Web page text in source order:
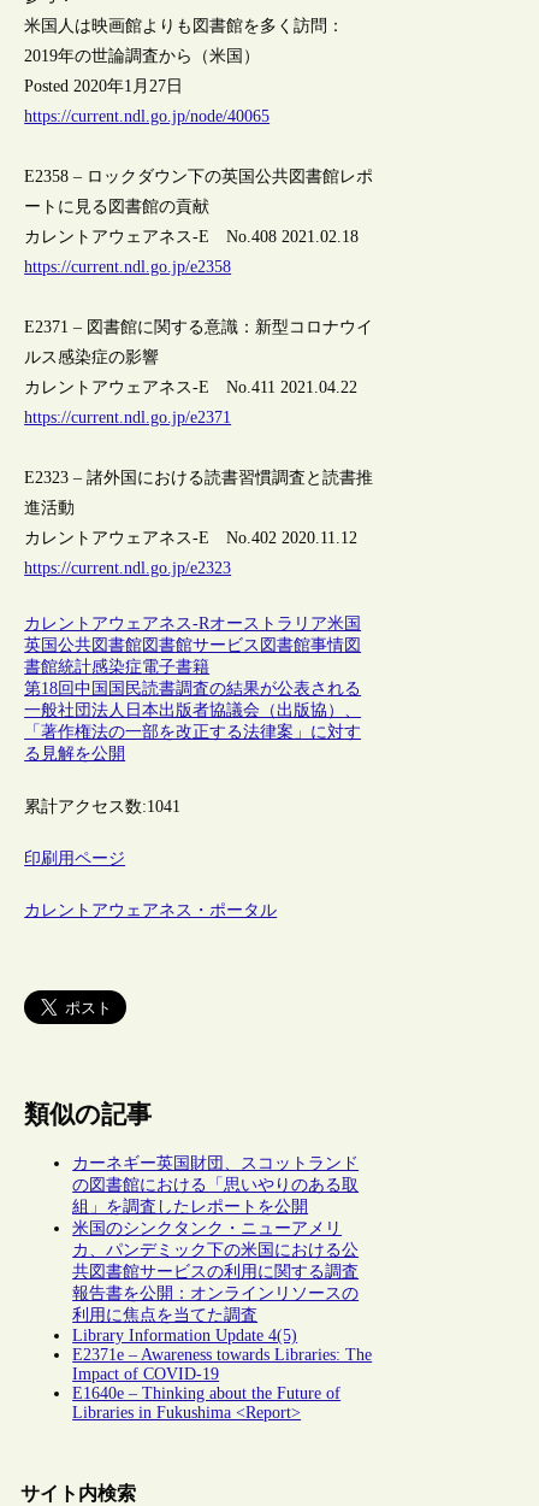
米国人は映画館よりも図書館を多く訪問：
2019年の世論調査から（米国）
Posted 2020年1月27日
https://current.ndl.go.jp/node/40065
E2358 – ロックダウン下の英国公共図書館レポ
ートに見る図書館の貢献
カレントアウェアネス-E No.408 2021.02.18
https://current.ndl.go.jp/e2358
E2371 – 図書館に関する意識：新型コロナウイ
ルス感染症の影響
カレントアウェアネス-E No.411 2021.04.22
https://current.ndl.go.jp/e2371
E2323 – 諸外国における読書習慣調査と読書推
進活動
カレントアウェアネス-E No.402 2020.11.12
https://current.ndl.go.jp/e2323
カレントアウェアネス-Rオーストラリア米国
英国公共図書館図書館サービス 図書館事情図
書館統計感染症電子書籍
第18回中国国民読書調査の結果が公表される
一般社団法人日本出版者協議会（出版協）、
「著作権法の一部を改正する法律案」に対す
る見解を公開
累計アクセス数:1041
印刷用ページ
カレントアウェアネス・ポータル
類似の記事
カーネギー英国財団、スコットランド
の図書館における「思いやりのある取
組」を調査したレポートを公開
米国のシンクタンク・ニューアメリ
カ、パンデミック下の米国における公
共図書館サービスの利用に関する調査
報告書を公開：オンラインリソースの
利用に焦点を当てた調査
Library Information Update 4(5)
E2371e – Awareness towards Libraries: The
Impact of COVID-19
E1640e – Thinking about the Future of
Libraries in Fukushima <Report>
サイト内検索